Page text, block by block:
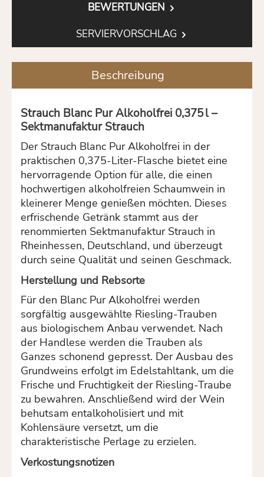
BEWERTUNGEN
SERVIERVORSCHLAG
Beschreibung
Strauch Blanc Pur Alkoholfrei 0,375 l –
Sektmanufaktur Strauch
Der Strauch Blanc Pur Alkoholfrei in der
praktischen 0,375-Liter-Flasche bietet eine
hervorragende Option für alle, die einen
hochwertigen alkoholfreien Schaumwein in
kleinerer Menge genießen möchten. Dieses
erfrischende Getränk stammt aus der
renommierten Sektmanufaktur Strauch in
Rheinhessen, Deutschland, und überzeugt
durch seine Qualität und seinen Geschmack.
Herstellung und Rebsorte
Für den Blanc Pur Alkoholfrei werden
sorgfältig ausgewählte Riesling-Trauben
aus biologischem Anbau verwendet. Nach
der Handlese werden die Trauben als
Ganzes schonend gepresst. Der Ausbau des
Grundweins erfolgt im Edelstahltank, um die
Frische und Fruchtigkeit der Riesling-Traube
zu bewahren. Anschließend wird der Wein
behutsam entalkoholisiert und mit
Kohlensäure versetzt, um die
charakteristische Perlage zu erzielen.
Verkostungsnotizen